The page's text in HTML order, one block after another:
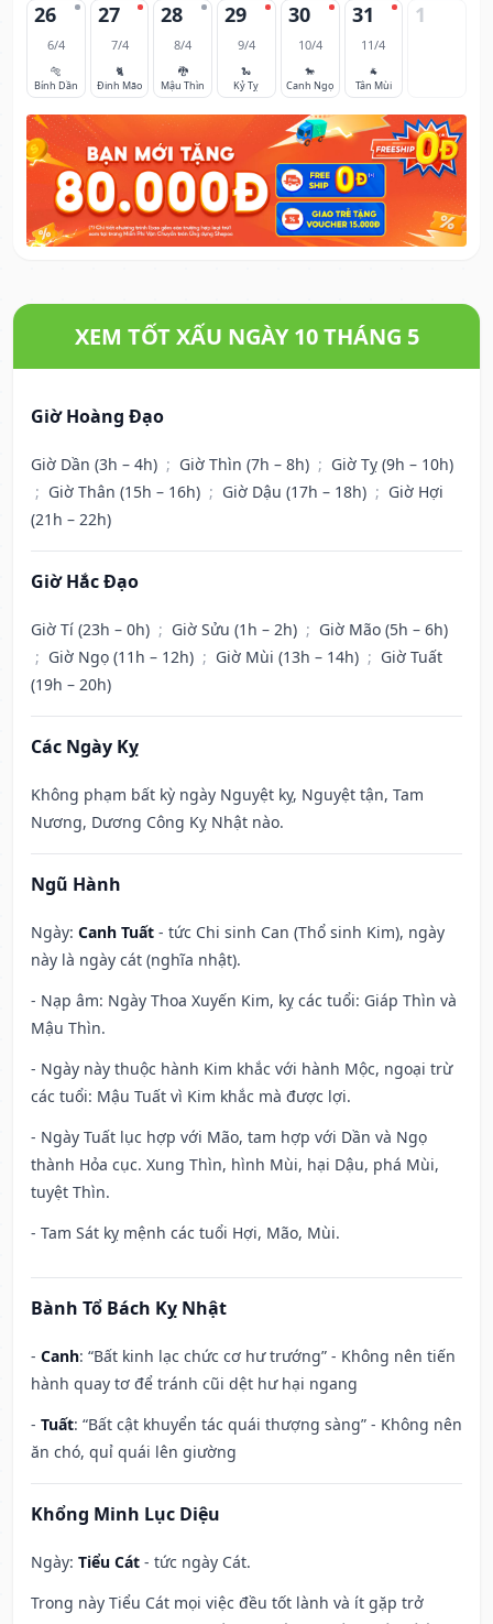
26
6/4
🐅
Bính Dần
27
7/4
🐈
Đinh Mão
28
8/4
🐉
Mậu Thìn
29
9/4
🐍
Kỷ Tỵ
30
10/4
🐎
Canh Ngọ
31
11/4
🐐
Tân Mùi
1
XEM TỐT XẤU NGÀY 10 THÁNG 5
Giờ Hoàng Đạo
Giờ Dần (3h – 4h) ; Giờ Thìn (7h – 8h) ; Giờ Tỵ (9h – 10h)
; Giờ Thân (15h – 16h) ; Giờ Dậu (17h – 18h) ; Giờ Hợi
(21h – 22h)
Giờ Hắc Đạo
Giờ Tí (23h – 0h) ; Giờ Sửu (1h – 2h) ; Giờ Mão (5h – 6h)
; Giờ Ngọ (11h – 12h) ; Giờ Mùi (13h – 14h) ; Giờ Tuất
(19h – 20h)
Các Ngày Kỵ
Không phạm bất kỳ ngày Nguyệt kỵ, Nguyệt tận, Tam
Nương, Dương Công Kỵ Nhật nào.
Ngũ Hành
Ngày: Canh Tuất - tức Chi sinh Can (Thổ sinh Kim), ngày
này là ngày cát (nghĩa nhật).
- Nạp âm: Ngày Thoa Xuyến Kim, kỵ các tuổi: Giáp Thìn và
Mậu Thìn.
- Ngày này thuộc hành Kim khắc với hành Mộc, ngoại trừ
các tuổi: Mậu Tuất vì Kim khắc mà được lợi.
- Ngày Tuất lục hợp với Mão, tam hợp với Dần và Ngọ
thành Hỏa cục. Xung Thìn, hình Mùi, hại Dậu, phá Mùi,
tuyệt Thìn.
- Tam Sát kỵ mệnh các tuổi Hợi, Mão, Mùi.
Bành Tổ Bách Kỵ Nhật
- Canh: “Bất kinh lạc chức cơ hư trướng” - Không nên tiến
hành quay tơ để tránh cũi dệt hư hại ngang
- Tuất: “Bất cật khuyển tác quái thượng sàng” - Không nên
ăn chó, quỉ quái lên giường
Khổng Minh Lục Diệu
Ngày: Tiểu Cát - tức ngày Cát.
Trong này Tiểu Cát mọi việc đều tốt lành và ít gặp trở